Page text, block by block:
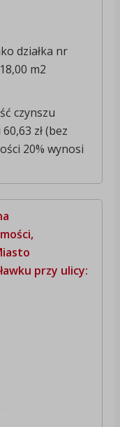
działka nr
m2
czynszu
zł (bez
20% wynosi
przy ulicy: